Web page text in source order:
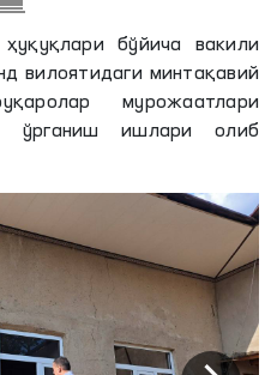
бўйича вакили
вилоятидаги минтақавий
мурожаатлари
ўрганиш ишлари олиб